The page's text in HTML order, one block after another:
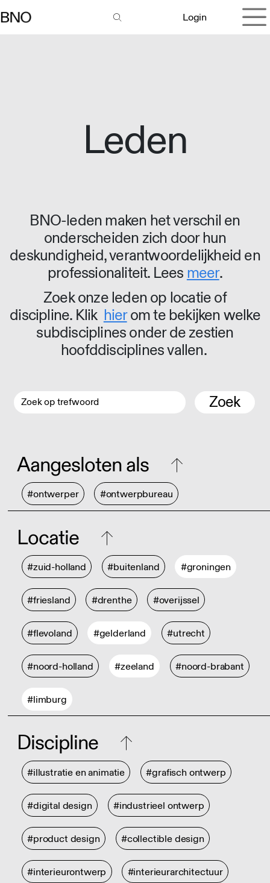
Login
Leden
BNO-leden maken het verschil en
onderscheiden zich door hun
deskundigheid, verantwoordelijkheid en
professionaliteit. Lees meer.
Zoek onze leden op locatie of
discipline. Klik hierom te bekijken welke
subdisciplines onder de zestien
hoofddisciplines vallen.
Zoek
Aangesloten als
#ontwerper #ontwerpbureau
Locatie
#zuid-holland #buitenland #groningen
#friesland #drenthe #overijssel
#flevoland #gelderland #utrecht
#noord-holland #zeeland #noord-brabant
#limburg
Discipline
#illustratie en animatie #grafisch ontwerp
#digital design #industrieel ontwerp
#product design #collectible design
#interieurontwerp #interieurarchitectuur